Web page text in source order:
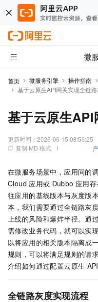
微
首页 微服务引擎 操作指南
基于云原生API网关实现全链
基于云原生
更新时间： 2026-06-15 08:56:25
复制 MD 格式
在微服务场景中，应用间的
Cloud 应用或 Dubbo 应用
往应用的基线版本与灰度版
本，我们需要通过全链路灰
上线的风险和爆炸半径。通过
需修改业务代码，就可以实
以将应用的相关版本隔离成
规则，可以将满足规则的请
介绍如何通过配置云原生 API
全链路灰度实现流程